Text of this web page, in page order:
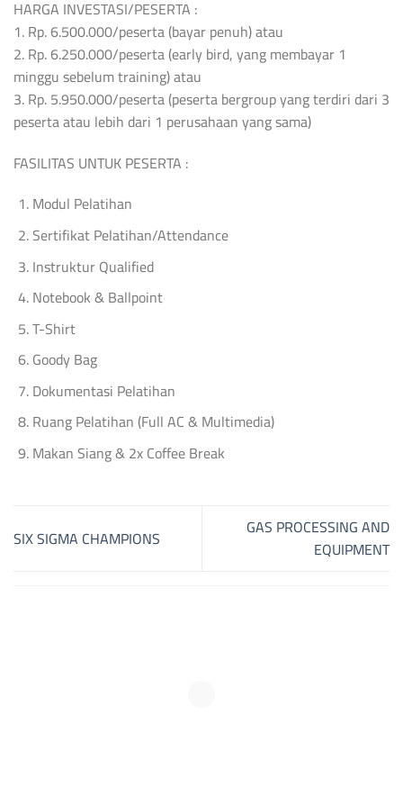
HARGA INVESTASI/PESERTA :
1. Rp. 6.500.000/peserta (bayar penuh) atau
2. Rp. 6.250.000/peserta (early bird, yang membayar 1
minggu sebelum training) atau
3. Rp. 5.950.000/peserta (peserta bergroup yang terdiri dari 3
peserta atau lebih dari 1 perusahaan yang sama)
FASILITAS UNTUK PESERTA :
Modul Pelatihan
Sertifikat Pelatihan/Attendance
Instruktur Qualified
Notebook & Ballpoint
T-Shirt
Goody Bag
Dokumentasi Pelatihan
Ruang Pelatihan (Full AC & Multimedia)
Makan Siang & 2x Coffee Break
SIX SIGMA CHAMPIONS
GAS PROCESSING AND
EQUIPMENT